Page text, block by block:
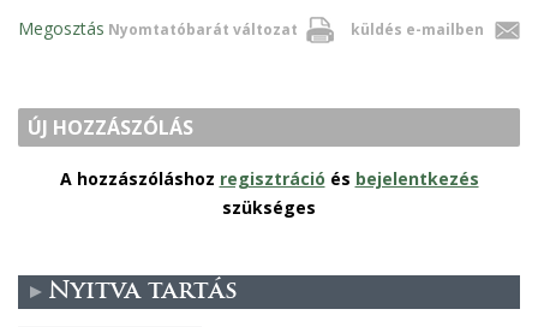
Nyomtatóbarát változat küldés e-mailben
Megosztás
ÚJ HOZZÁSZÓLÁS
A hozzászóláshoz regisztráció és bejelentkezés
szükséges
Nyitva tartás